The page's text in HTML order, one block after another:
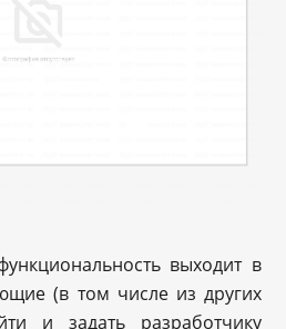
выходит в
(в том числе из других
и задать разработчику